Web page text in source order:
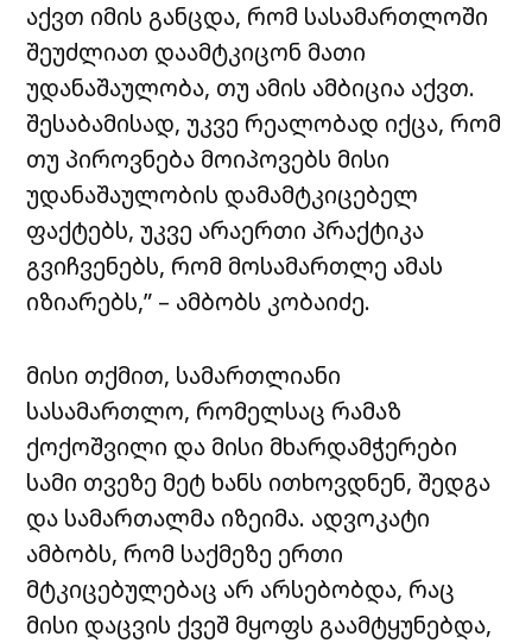
აქვთ იმის განცდა, რომ სასამართლოში
შეუძლიათ დაამტკიცონ მათი
უდანაშაულობა, თუ ამის ამბიცია აქვთ.
შესაბამისად, უკვე რეალობად იქცა, რომ
თუ პიროვნება მოიპოვებს მისი
უდანაშაულობის დამამტკიცებელ
ფაქტებს, უკვე არაერთი პრაქტიკა
გვიჩვენებს, რომ მოსამართლე ამას
იზიარებს,” – ამბობს კობაიძე.
მისი თქმით, სამართლიანი
სასამართლო, რომელსაც რამაზ
ქოქოშვილი და მისი მხარდამჭერები
სამი თვეზე მეტ ხანს ითხოვდნენ, შედგა
და სამართალმა იზეიმა. ადვოკატი
ამბობს, რომ საქმეზე ერთი
მტკიცებულებაც არ არსებობდა, რაც
მისი დაცვის ქვეშ მყოფს გაამტყუნებდა,